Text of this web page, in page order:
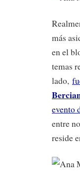
más
en el
temas
lado,
evento
entre
reside